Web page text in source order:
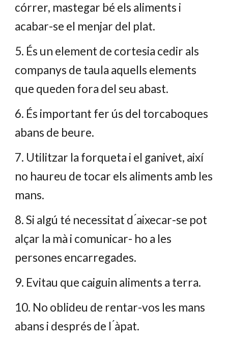
córrer, mastegar bé els aliments i
acabar-se el menjar del plat.
5. És un element de cortesia cedir als
companys de taula aquells elements
que queden fora del seu abast.
6. És important fer ús del torcaboques
abans de beure.
7. Utilitzar la forqueta i el ganivet, així
no haureu de tocar els aliments amb les
mans.
8. Si algú té necessitat d ́aixecar-se pot
alçar la mà i comunicar- ho a les
persones encarregades.
9. Evitau que caiguin aliments a terra.
10. No oblideu de rentar-vos les mans
abans i després de l ́àpat.